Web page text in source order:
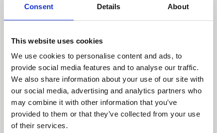
Consent Details About
This website uses cookies
We use cookies to personalise content and ads, to
provide social media features and to analyse our traffic.
We also share information about your use of our site with
our social media, advertising and analytics partners who
may combine it with other information that you’ve
provided to them or that they’ve collected from your use
of their services.
Om detta dokument:
tbd
Visa / Ladda ner